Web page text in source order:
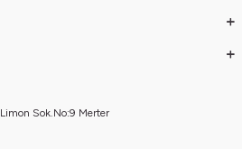
Sok.No:9 Merter